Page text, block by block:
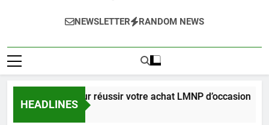
NEWSLETTER RANDOM NEWS
HEADLINES
complet pour réussir votre achat LMNP d’occasion
Ago